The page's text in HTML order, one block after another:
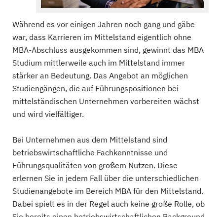
Während es vor einigen Jahren noch gang und gäbe
war, dass Karrieren im Mittelstand eigentlich ohne
MBA-Abschluss ausgekommen sind, gewinnt das MBA
Studium mittlerweile auch im Mittelstand immer
stärker an Bedeutung. Das Angebot an möglichen
Studiengängen, die auf Führungspositionen bei
mittelständischen Unternehmen vorbereiten wächst
und wird vielfältiger.
Bei Unternehmen aus dem Mittelstand sind
betriebswirtschaftliche Fachkenntnisse und
Führungsqualitäten von großem Nutzen. Diese
erlernen Sie in jedem Fall über die unterschiedlichen
Studienangebote im Bereich MBA für den Mittelstand.
Dabei spielt es in der Regel auch keine große Rolle, ob